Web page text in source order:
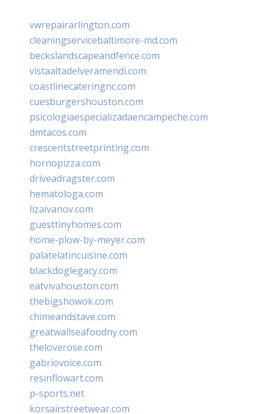
vwrepairarlington.com
cleaningservicebaltimore-md.com
beckslandscapeandfence.com
vistaaltadelveramendi.com
coastlinecateringnc.com
cuesburgershouston.com
psicologiaespecializadaencampeche.com
dmtacos.com
crescentstreetprinting.com
hornopizza.com
driveadragster.com
hematologa.com
lizaivanov.com
guesttinyhomes.com
home-plow-by-meyer.com
palatelatincuisine.com
blackdoglegacy.com
eatvivahouston.com
thebigshowok.com
chimeandstave.com
greatwallseafoodny.com
theloverose.com
gabriovoice.com
resinflowart.com
p-sports.net
korsairstreetwear.com